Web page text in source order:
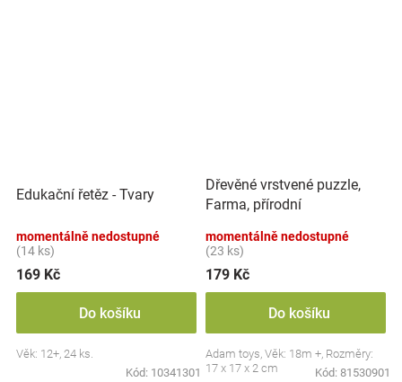
Edukační řetěz - Tvary
momentálně nedostupné
(14 ks)
169 Kč
Do košíku
Věk: 12+, 24 ks.
Kód: 10341301
Dřevěné vrstvené puzzle,
Farma, přírodní
momentálně nedostupné
(23 ks)
179 Kč
Do košíku
Adam toys, Věk: 18m +, Rozměry:
17 x 17 x 2 cm
Kód: 81530901